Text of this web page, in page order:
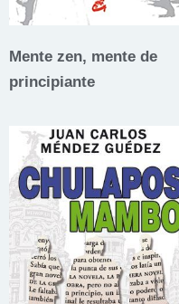
Mente zen, mente de
principiante